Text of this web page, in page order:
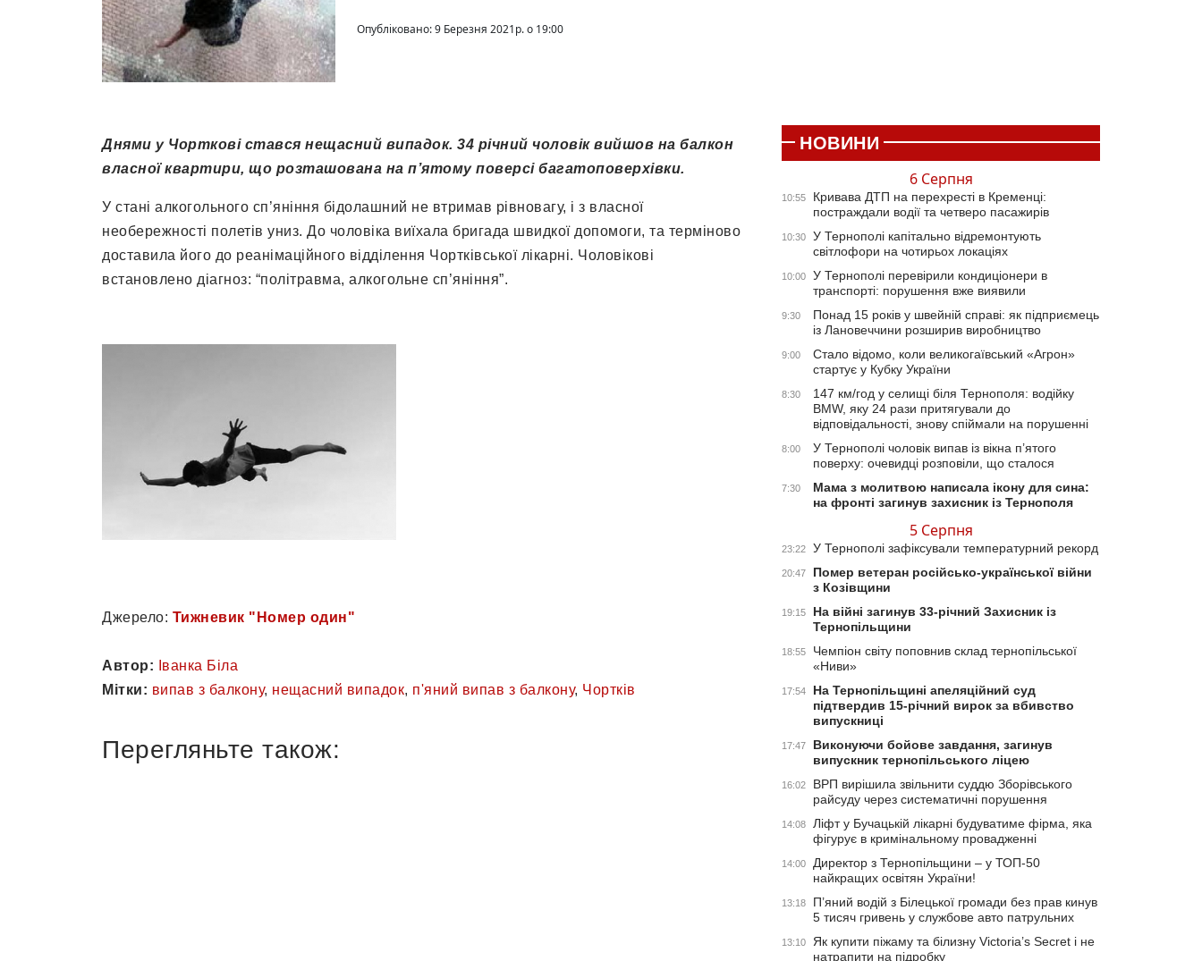
Опубліковано: 9 Березня 2021р. о 19:00
Днями у Чорткові стався нещасний випадок. 34 річний чоловік вийшов на балкон
власної квартири, що розташована на п’ятому поверсі багатоповерхівки.
У стані алкогольного сп’яніння бідолашний не втримав рівновагу, і з власної
необережності полетів униз. До чоловіка виїхала бригада швидкої допомоги, та терміново
доставила його до реанімаційного відділення Чортківської лікарні. Чоловікові
встановлено діагноз: “політравма, алкогольне сп’яніння”.
Джерело: Тижневик "Номер один"
Автор:
Іванка Біла
Мітки: випав з балкону, нещасний випадок, п'яний випав з балкону, Чортків
Перегляньте також:
НОВИНИ
6 Серпня
10:55
Кривава ДТП на перехресті в Кременці:
постраждали водії та четверо пасажирів
10:30
У Тернополі капітально відремонтують
світлофори на чотирьох локаціях
10:00
У Тернополі перевірили кондиціонери в
транспорті: порушення вже виявили
9:30
Понад 15 років у швейній справі: як підприємець
із Лановеччини розширив виробництво
9:00
Стало відомо, коли великогаївський «Агрон»
стартує у Кубку України
8:30
147 км/год у селищі біля Тернополя: водійку
BMW, яку 24 рази притягували до
відповідальності, знову спіймали на порушенні
8:00
У Тернополі чоловік випав із вікна п’ятого
поверху: очевидці розповіли, що сталося
7:30
Мама з молитвою написала ікону для сина:
на фронті загинув захисник із Тернополя
5 Серпня
23:22 У Тернополі зафіксували температурний рекорд
20:47
Помер ветеран російсько-української війни
з Козівщини
19:15
На війні загинув 33-річний Захисник із
Тернопільщини
18:55
Чемпіон світу поповнив склад тернопільської
«Ниви»
17:54
На Тернопільщині апеляційний суд
підтвердив 15-річний вирок за вбивство
випускниці
17:47
Виконуючи бойове завдання, загинув
випускник тернопільського ліцею
16:02
ВРП вирішила звільнити суддю Зборівського
райсуду через систематичні порушення
14:08
Ліфт у Бучацькій лікарні будуватиме фірма, яка
фігурує в кримінальному провадженні
14:00
Директор з Тернопільщини – у ТОП-50
найкращих освітян України!
13:18
П’яний водій з Білецької громади без прав кинув
5 тисяч гривень у службове авто патрульних
13:10
Як купити піжаму та білизну Victoria’s Secret і не
натрапити на підробку